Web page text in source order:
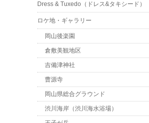
Dress & Tuxedo（ドレス&タキシード）
ロケ地・ギャラリー
岡山後楽園
倉敷美観地区
吉備津神社
曹源寺
岡山県総合グラウンド
渋川海岸（渋川海水浴場）